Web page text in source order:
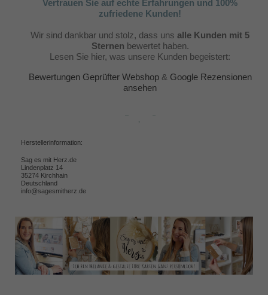
Vertrauen Sie auf echte Erfahrungen und 100%
zufriedene Kunden!
Wir sind dankbar und stolz, dass uns alle Kunden mit 5
Sternen bewertet haben.
Lesen Sie hier, was unsere Kunden begeistert:
Bewertungen Geprüfter Webshop& Google Rezensionen
ansehen
Herstellerinformation:
Sag es mit Herz.de
Lindenplatz 14
35274 Kirchhain
Deutschland
info@sagesmitherz.de